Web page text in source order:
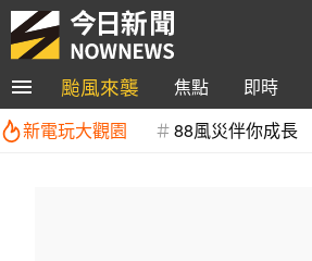
颱風來襲 焦點 即時
新電玩大觀園
88風災伴你成長